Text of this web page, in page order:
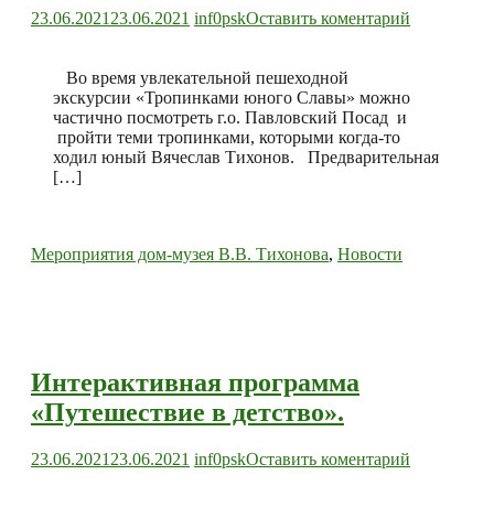
23.06.2021 23.06.2021 inf0pskОставить коментарий
юного
Во время увлекательной пешеходной
экскурсии «Тропинками юного Славы» можно
частично посмотреть г.о. Павловский Посад и
пройти теми тропинками, которыми когда-то
ходил юный Вячеслав Тихонов. Предварительная
[…]
Мероприятия дом-музея В.В. Тихонова, Новости
Интерактивная программа
«Путешествие в детство».
23.06.2021 23.06.2021 inf0pskОставить коментарий